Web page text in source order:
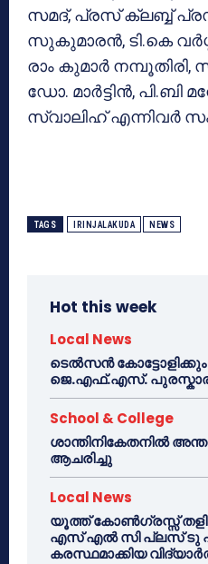
സമദ്, പ്രസ് ക്ലബ്ബ്
സുകുമാരന്‍, ടി.കെ
രാം കുമാര്‍ നമ്പൂതിരി,
ഡോ. മാര്‍ട്ടിന്‍, പി.ബി
സ്വാലിഹ് എന്നിവര്‍
TAGS IRINJALAKUDA NEWS
Hot this week
Local News
ടെൽസൻ
ജെ.എഫ്.എസ്.
School & College
ശാന്തിനികേതനിൽ
ആചരിച്ചു
Local News
യൂത്ത് കോൺഗ്രസ്സ്
എസ് എൽ സി പ്ലസ് ടു
കരസ്ഥമാക്കിയ